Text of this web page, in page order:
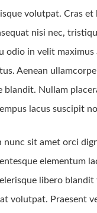
volutpat. Cras et
nisi nec,
odio in velit maximus
Aenean
blandit. Nullam
lacus suscipit
nunc sit amet orci
elementum
libero blandit
volutpat. Praesent